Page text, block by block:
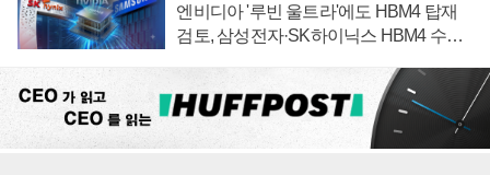
엔비디아 '루빈 울트라'에도 HBM4 탑재
검토, 삼성전자·SK하이닉스 HBM4 수율